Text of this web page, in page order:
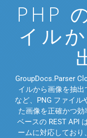
PHP
イル
GroupDocs.Parser
イルから画像を抽
など、PNG ファイ
た画像を正確かつ
ベースの REST API
ームに対応しており